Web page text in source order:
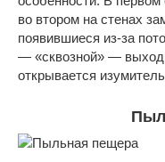
во втором на стенах
появившиеся из-за
— «сквозной» —
открывается